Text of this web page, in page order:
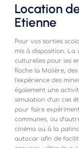
Location
Etienne
Pour vos sorties
mis à disposition. La
culturelles pour les
Roche la Molière,
l’expérience des
également une
simulation d’un ciel
pour faire
communes, ou
cinéma ou à la
autocar afin de